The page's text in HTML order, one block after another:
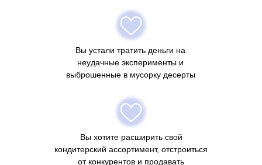
Вы устали тратить деньги на
неудачные эксперименты и
выброшенные в мусорку десерты
Вы хотите расширить свой
кондитерский ассортимент, отстроиться
от конкурентов и продавать